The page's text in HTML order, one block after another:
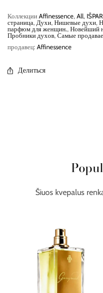
КоллекцииAffinessence, All,
страница, Духи, Нишевые духи,
парфюм для женщин., Новейший
Пробники духов, Самые
продавец: Affinessence
Делиться
Šiuos kvepalus